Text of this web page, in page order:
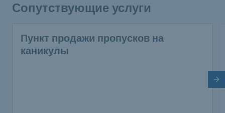
Сопутствующие услуги
Пункт продажи пропусков на
каникулы